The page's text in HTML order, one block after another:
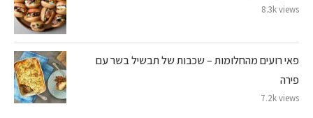
8.3k views
פאי רועים מהחלומות – שכבות של תבשיל בשר עם
פירה
7.2k views